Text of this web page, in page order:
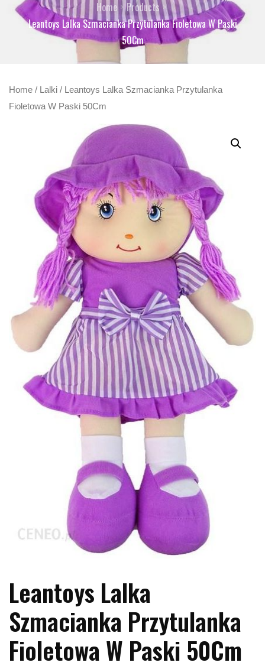
Home
Products
Leantoys Lalka Szmacianka Przytulanka Fioletowa W Paski
50Cm
Home / Lalki / Leantoys Lalka Szmacianka Przytulanka
Fioletowa W Paski 50Cm
Leantoys Lalka
Szmacianka Przytulanka
Fioletowa W Paski 50Cm